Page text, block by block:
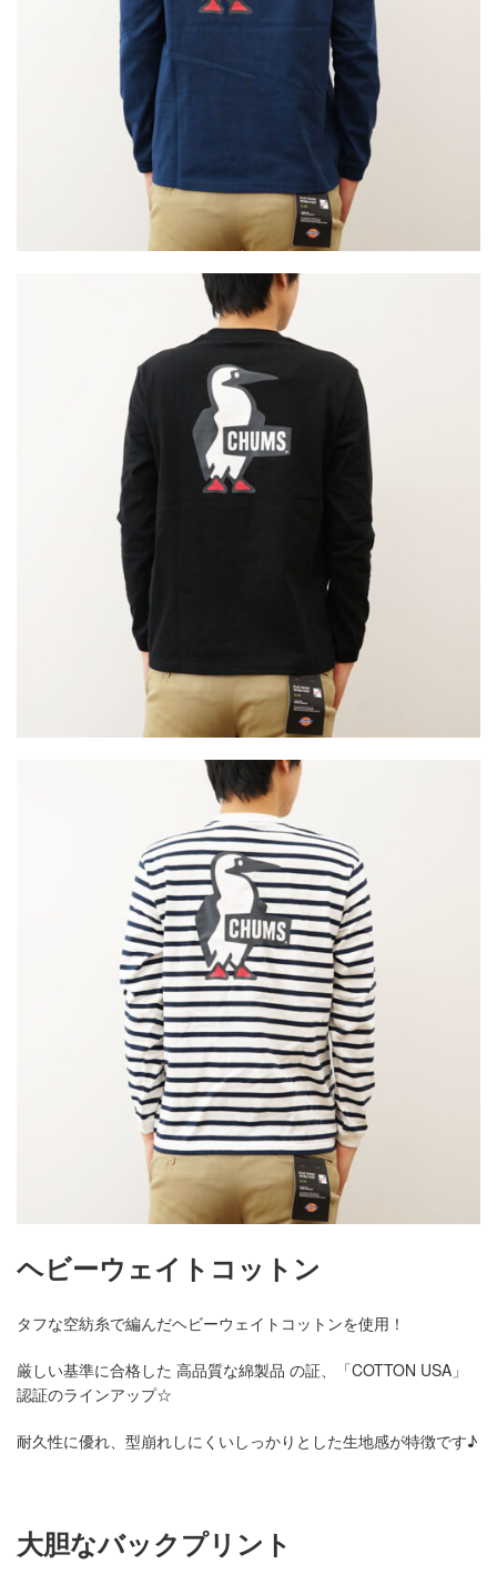
ヘビーウェイトコットン
タフな空紡糸で編んだヘビーウェイトコットンを使用！
厳しい基準に合格した 高品質な綿製品 の証、「COTTON USA」
認証のラインアップ☆
耐久性に優れ、型崩れしにくいしっかりとした生地感が特徴です♪
大胆なバックプリント